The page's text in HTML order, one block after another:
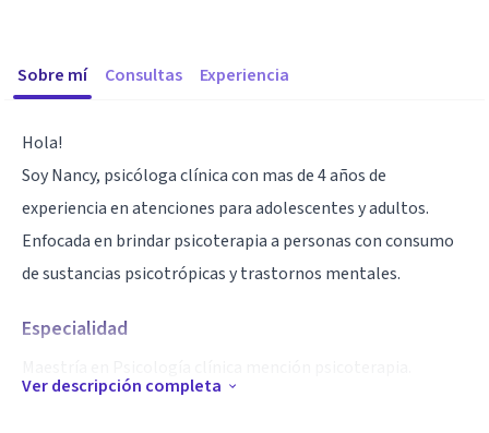
Sobre mí Consultas Experiencia
Hola!
Soy Nancy, psicóloga clínica con mas de 4 años de
experiencia en atenciones para adolescentes y adultos.
Enfocada en brindar psicoterapia a personas con consumo
de sustancias psicotrópicas y trastornos mentales.
Especialidad
Ver descripción completa